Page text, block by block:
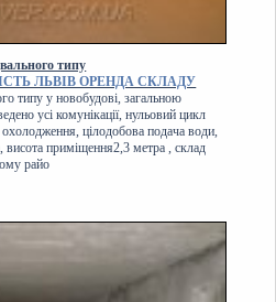
типу
ЛЬВІВ ОРЕНДА СКЛАДУ
типу у новобудові, загальною
усі комунікації, нульовий цикл
цілодобова подача води,
висота приміщення2,3 метра , склад
райо